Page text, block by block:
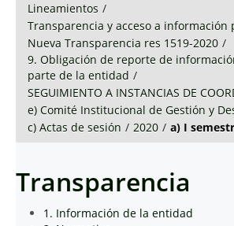
Lineamientos /
Transparencia y acceso a información
Nueva Transparencia res 1519-2020 /
9. Obligación de reporte de
parte de la entidad /
SEGUIMIENTO A INSTANCIAS DE
e) Comité Institucional de Gestión y
c) Actas de sesión / 2020 / a) I
Transparencia
1. Información de la entidad